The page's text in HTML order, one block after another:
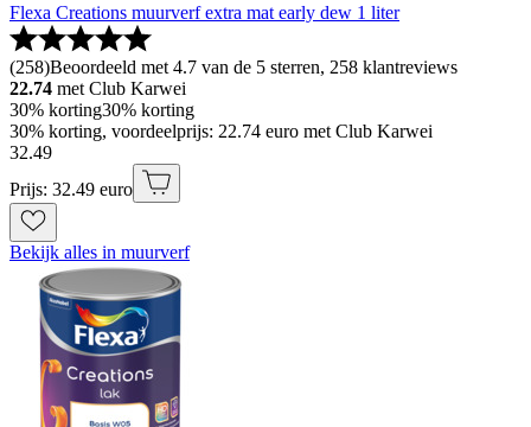
Flexa Creations muurverf extra mat early dew 1 liter
(258)Beoordeeld met 4.7 van de 5 sterren, 258 klantreviews
22.74 met Club Karwei
30% korting30% korting
30% korting, voordeelprijs: 22.74 euro met Club Karwei
32.49
Prijs: 32.49 euro
Bekijk alles in muurverf